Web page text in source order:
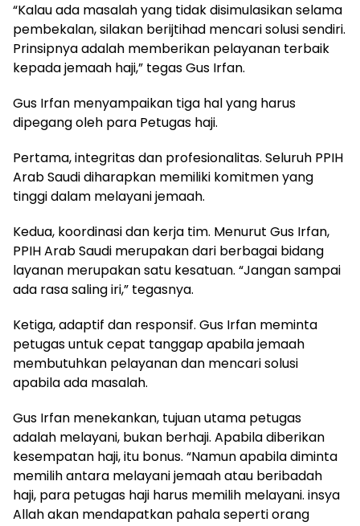
“Kalau ada masalah yang tidak disimulasikan selama
pembekalan, silakan berijtihad mencari solusi sendiri.
Prinsipnya adalah memberikan pelayanan terbaik
kepada jemaah haji,” tegas Gus Irfan.
Gus Irfan menyampaikan tiga hal yang harus
dipegang oleh para Petugas haji.
Pertama, integritas dan profesionalitas. Seluruh PPIH
Arab Saudi diharapkan memiliki komitmen yang
tinggi dalam melayani jemaah.
Kedua, koordinasi dan kerja tim. Menurut Gus Irfan,
PPIH Arab Saudi merupakan dari berbagai bidang
layanan merupakan satu kesatuan. “Jangan sampai
ada rasa saling iri,” tegasnya.
Ketiga, adaptif dan responsif. Gus Irfan meminta
petugas untuk cepat tanggap apabila jemaah
membutuhkan pelayanan dan mencari solusi
apabila ada masalah.
Gus Irfan menekankan, tujuan utama petugas
adalah melayani, bukan berhaji. Apabila diberikan
kesempatan haji, itu bonus. “Namun apabila diminta
memilih antara melayani jemaah atau beribadah
haji, para petugas haji harus memilih melayani. insya
Allah akan mendapatkan pahala seperti orang